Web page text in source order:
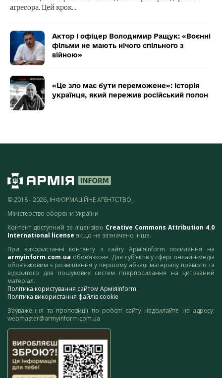
агресора. Цей крок…
Актор і офіцер Володимир Ращук: «Воєнні
фільми не мають нічого спільного з
війною»
«Це зло має бути переможене»: історія
українця, який пережив російський полон
© 2018 - 2026, ІНФОРМАЦІЙНЕ АГЕНТСТВО,
Міністерство оборони України
Контент доступний за ліцензією Creative Commons Attribution 4.0
International license якщо не зазначено інше.
При використанні контенту з сайту АрміяInform посилання на
armyinform.com.ua обов’язкове. Для суб’єктів у сфері онлайн-медіа
обов’язковим є розміщення у першому абзаці матеріалу прямого та
відкритого для пошукових систем гіперпосилання на цитований
матеріал.
Політика користування сайтом АрміяInform
Політика використання файлів cookie
Зауваження та пропозиції по роботі сайту надсилайте на адресу:
webmaster@armyinform.com.ua